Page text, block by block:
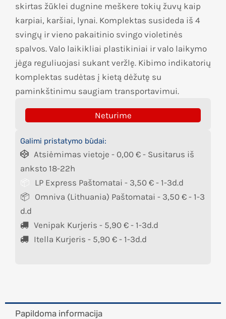
skirtas žūklei dugnine meškere tokių žuvų kaip
karpiai, karšiai, lynai. Komplektas susideda iš 4
svingų ir vieno pakaitinio svingo violetinės
spalvos. Valo laikikliai plastikiniai ir valo laikymo
jėga reguliuojasi sukant veržlę. Kibimo indikatorių
komplektas sudėtas į kietą dėžutę su
paminkštinimu saugiam transportavimui.
Neturime
Galimi pristatymo būdai:
Atsiėmimas vietoje - 0,00 € - Susitarus iš
anksto 18-22h
LP Express Paštomatai - 3,50 € - 1-3d.d
Omniva (Lithuania) Paštomatai - 3,50 € - 1-3
d.d
Venipak Kurjeris - 5,90 € - 1-3d.d
Itella Kurjeris - 5,90 € - 1-3d.d
Papildoma informacija